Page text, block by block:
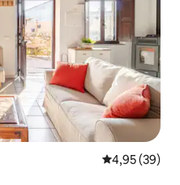
Просечна
4,95 (39)